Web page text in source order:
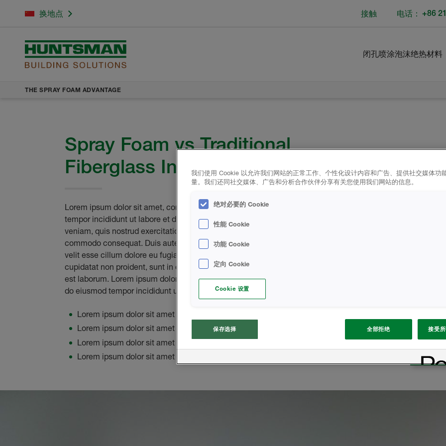
闭孔喷涂泡沫绝热材料
THE SPRAY FOAM ADVANTAGE
Spray Foam vs Traditional
Fiberglass Insulation
Lorem ipsum dolor sit amet, consectetur adipiscing elit, sed do eiusmod
tempor incididunt ut labore et dolore magna aliqua. Ut enim ad minim
veniam, quis nostrud exercitation ullamco laboris nisi ut aliquip ex ea
commodo consequat. Duis aute irure dolor in reprehenderit in voluptate
velit esse cillum dolore eu fugiat nulla pariatur. Excepteur sint occaecat
cupidatat non proident, sunt in culpa qui officia deserunt mollit anim id
est laborum. Lorem ipsum dolor sit amet, consectetur adipiscing elit, sed
do eiusmod tempor incididunt ut labore et dolore magna aliqua:
Lorem ipsum dolor sit amet
Lorem ipsum dolor sit amet
Lorem ipsum dolor sit amet
Lorem ipsum dolor sit amet
换地点 接触 电话： +86
我们使用 Cookie 以允许我们网站的正常工作、个性化设计内容和广告、提供社交媒体功
量。我们还同社交媒体、广告和分析合作伙伴分享有关您使用我们网站的信息。
绝对必要的 Cookie
性能 Cookie
功能 Cookie
定向 Cookie
Cookie 设置
保存选择 全部拒绝 接受